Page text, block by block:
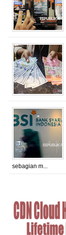
sebagian m...